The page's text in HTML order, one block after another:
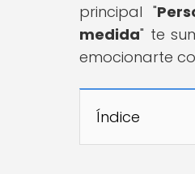
principal "
medida" te
emocionarte
Índice